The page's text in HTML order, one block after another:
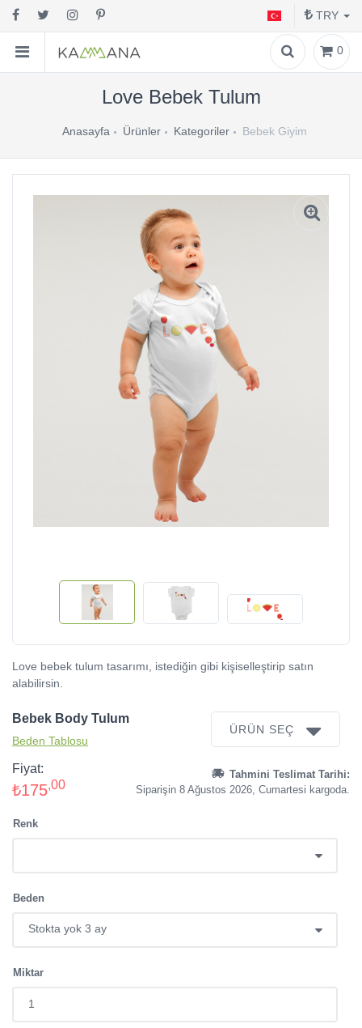
TRY
0
Love Bebek Tulum
Anasayfa Ürünler Kategoriler Bebek Giyim
Love bebek tulum tasarımı, istediğin gibi kişiselleştirip satın
alabilirsin.
Bebek Body Tulum
Beden Tablosu
ÜRÜN SEÇ
Fiyat:
₺175,00
Tahmini Teslimat Tarihi:
Siparişin 8 Ağustos 2026, Cumartesi kargoda.
Renk
Beden
Miktar